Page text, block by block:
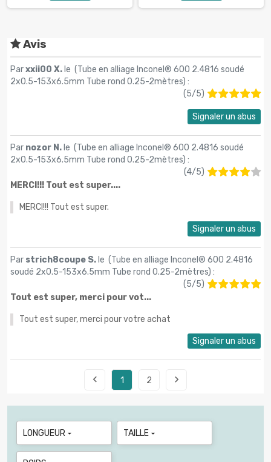
Avis
Parxxii00 X.le (Tube en alliage Inconel® 600 2.4816 soudé
2x0.5-153х6.5mm Tube rond 0.25-2mètres) :
(5/5)
Signaler un abus
Par nozor N.le (Tube en alliage Inconel® 600 2.4816 soudé
2x0.5-153х6.5mm Tube rond 0.25-2mètres) :
(4/5)
MERCI!!! Tout est super....
MERCI!!! Tout est super.
Signaler un abus
Par strich8coupe S.le (Tube en alliage Inconel® 600 2.4816
soudé 2x0.5-153х6.5mm Tube rond 0.25-2mètres) :
(5/5)
Tout est super, merci pour vot...
Tout est super, merci pour votre achat
Signaler un abus
 1 2 
LONGUEUR  TAILLE 